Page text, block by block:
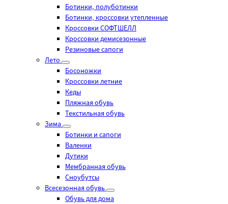
Ботинки, полуботинки
Ботинки, кроссовки утепленные
Кроссовки СОФТШЕЛЛ
Кроссовки демисезонные
Резиновые сапоги
Лето
Босоножки
Кроссовки летние
Кеды
Пляжная обувь
Текстильная обувь
Зима
Ботинки и сапоги
Валенки
Дутики
Мембранная обувь
Сноубутсы
Всесезонная обувь
Обувь для дома